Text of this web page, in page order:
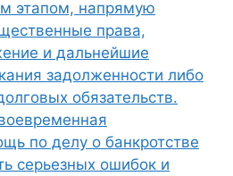
этапом, напрямую
права,
и дальнейшие
задолженности либо
обязательств.
по делу о банкротстве
серьезных ошибок и